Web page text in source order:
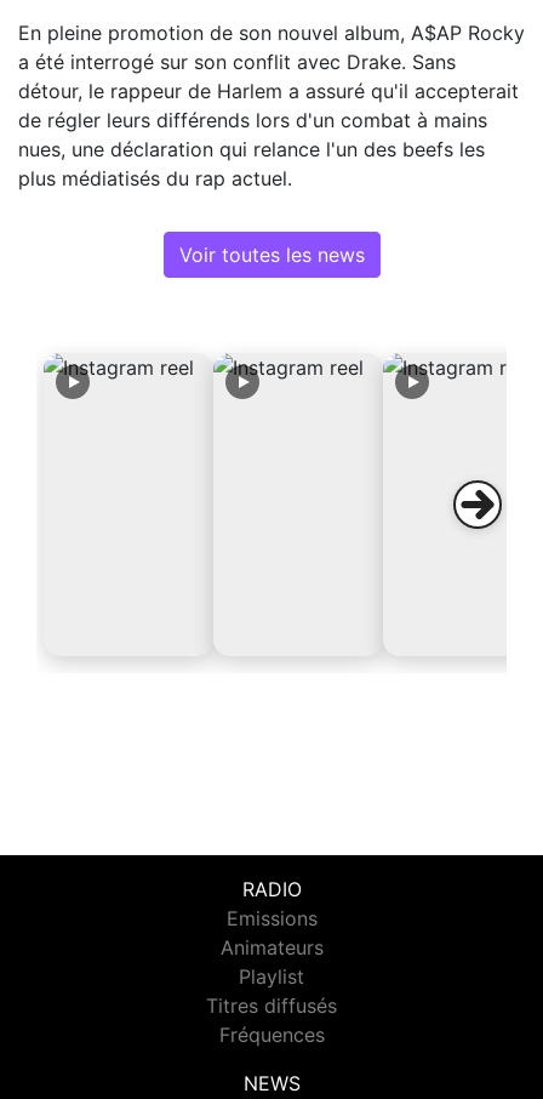
En pleine promotion de son nouvel album, A$AP Rocky
a été interrogé sur son conflit avec Drake. Sans
détour, le rappeur de Harlem a assuré qu'il accepterait
de régler leurs différends lors d'un combat à mains
nues, une déclaration qui relance l'un des beefs les
plus médiatisés du rap actuel.
Voir toutes les news
RADIO
Emissions
Animateurs
Playlist
Titres diffusés
Fréquences
NEWS